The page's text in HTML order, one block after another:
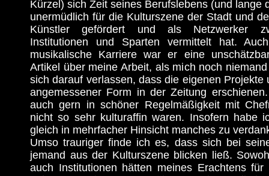
Kürzel) sich Zeit seines Berufslebens (und lange
unermüdlich für die Kulturszene der Stadt und
Künstler gefördert und als Netzwerker
Institutionen und Sparten vermittelt hat.
musikalische Karriere war er eine
Artikel über meine Arbeit, als mich noch
sich darauf verlassen, dass die eigenen Projekte
angemessener Form in der Zeitung
auch gern in schöner Regelmäßigkeit mit
nicht so sehr kulturaffin waren. Insofern habe
gleich in mehrfacher Hinsicht manches zu
Umso trauriger finde ich es, dass sich bei
jemand aus der Kulturszene blicken ließ.
auch Institutionen hätten meines Erachtens